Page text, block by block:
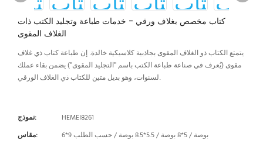
كتاب مخصص بغلاف ورقي - خدمات طباعة وتجليد الكتب ذات
الغلاف المقوى
يتمتع الكتاب ذو الغلاف المقوى بجاذبية كلاسيكية خالدة. إن طباعة كتاب ذي غلاف
مقوى (يُعرف في صناعة طباعة الكتب باسم "التجليد المقوى") يضمن بقاء عملك
لسنوات، وهو بديل متين للكتاب ذي الغلاف الورقي.
نموذج:
HEMEI8261
مقاس:
6*9 بوصة / 5*8 بوصة / 5.5*8.5 بوصة / حسب الطلب